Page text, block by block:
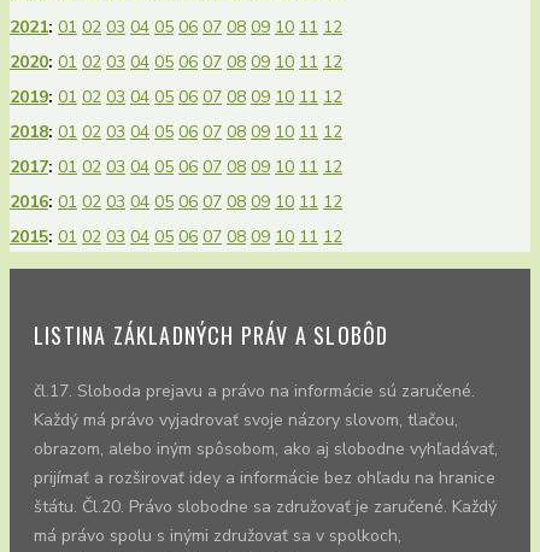
2021: 01 02 03 04 05 06 07 08 09 10 11 12
2020: 01 02 03 04 05 06 07 08 09 10 11 12
2019: 01 02 03 04 05 06 07 08 09 10 11 12
2018: 01 02 03 04 05 06 07 08 09 10 11 12
2017: 01 02 03 04 05 06 07 08 09 10 11 12
2016: 01 02 03 04 05 06 07 08 09 10 11 12
2015: 01 02 03 04 05 06 07 08 09 10 11 12
LISTINA ZÁKLADNÝCH PRÁV A SLOBÔD
čl.17. Sloboda prejavu a právo na informácie sú zaručené.
Každý má právo vyjadrovať svoje názory slovom, tlačou,
obrazom, alebo iným spôsobom, ako aj slobodne vyhľadávať,
prijímať a rozširovať idey a informácie bez ohľadu na hranice
štátu. Čl.20. Právo slobodne sa združovať je zaručené. Každý
má právo spolu s inými združovať sa v spolkoch,